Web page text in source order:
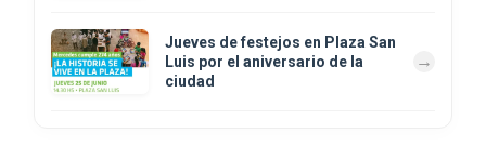
Jueves de festejos en Plaza San
Luis por el aniversario de la
ciudad